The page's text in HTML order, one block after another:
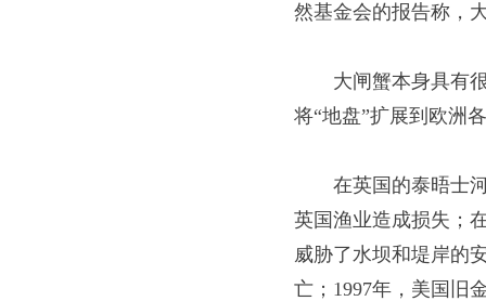
然基金会的报告称，
大闸蟹本身具有
将“地盘”扩展到欧洲
在英国的泰晤士
英国渔业造成损失；
威胁了水坝和堤岸的
亡；1997年，美国旧